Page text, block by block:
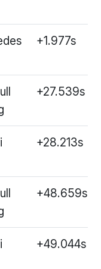
+1.977s
+27.539s
+28.213s
+48.659s
+49.044s